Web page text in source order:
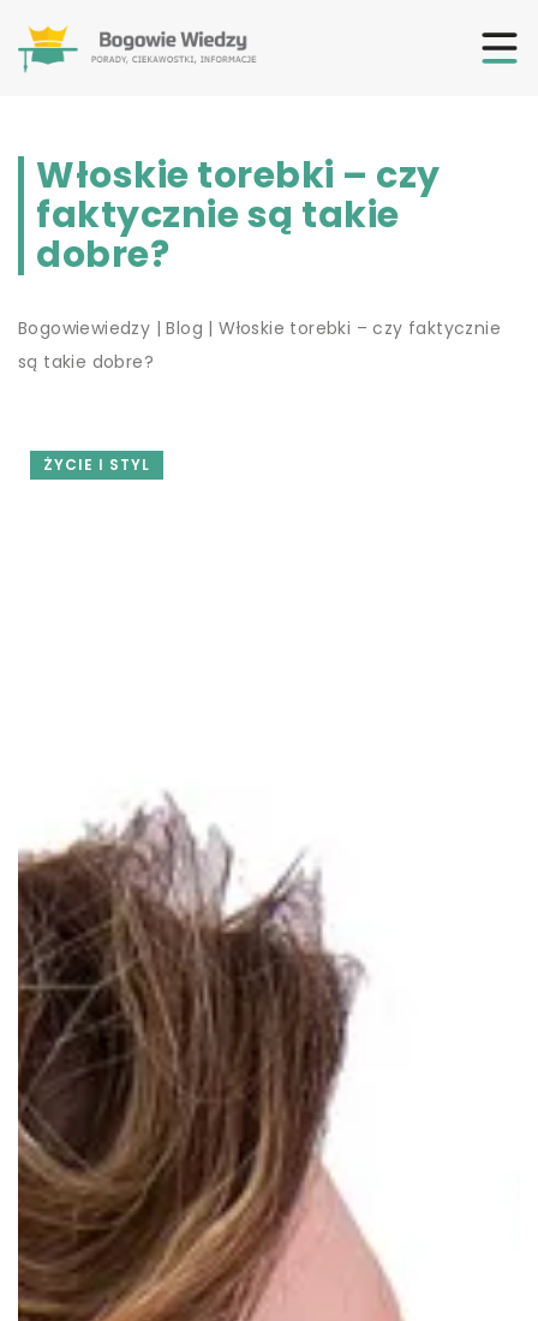
Włoskie torebki – czy
faktycznie są takie
dobre?
Bogowiewiedzy |Blog |Włoskie torebki – czy faktycznie
są takie dobre?
ŻYCIE I STYL